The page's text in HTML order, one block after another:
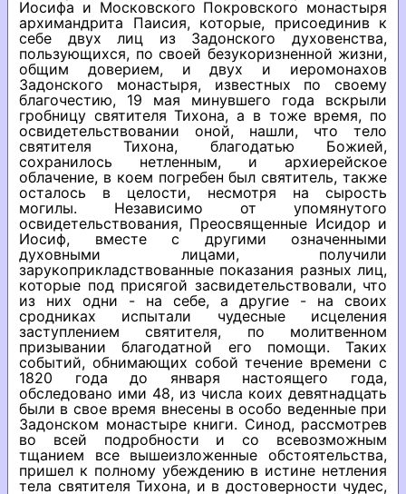
Иосифа и Московского Покровского монастыря
архимандрита Паисия, которые, присоединив к
себе двух лиц из Задонского духовенства,
пользующихся, по своей безукоризненной жизни,
общим доверием, и двух и иеромонахов
Задонского монастыря, известных по своему
благочестию, 19 мая минувшего года вскрыли
гробницу святителя Тихона, а в тоже время, по
освидетельствовании оной, нашли, что тело
святителя Тихона, благодатью Божией,
сохранилось нетленным, и архиерейское
облачение, в коем погребен был святитель, также
осталось в целости, несмотря на сырость
могилы. Независимо от упомянутого
освидетельствования, Преосвященные Исидор и
Иосиф, вместе с другими означенными
духовными лицами, получили
зарукоприкладствованные показания разных лиц,
которые под присягой засвидетельствовали, что
из них одни - на себе, а другие - на своих
сродниках испытали чудесные исцеления
заступлением святителя, по молитвенном
призывании благодатной его помощи. Таких
событий, обнимающих собой течение времени с
1820 года до января настоящего года,
обследовано ими 48, из числа коих девятнадцать
были в свое время внесены в особо веденные при
Задонском монастыре книги. Синод, рассмотрев
во всей подробности и со всевозможным
тщанием все вышеизложенные обстоятельства,
пришел к полному убеждению в истине нетления
тела святителя Тихона, и в достоверности чудес,